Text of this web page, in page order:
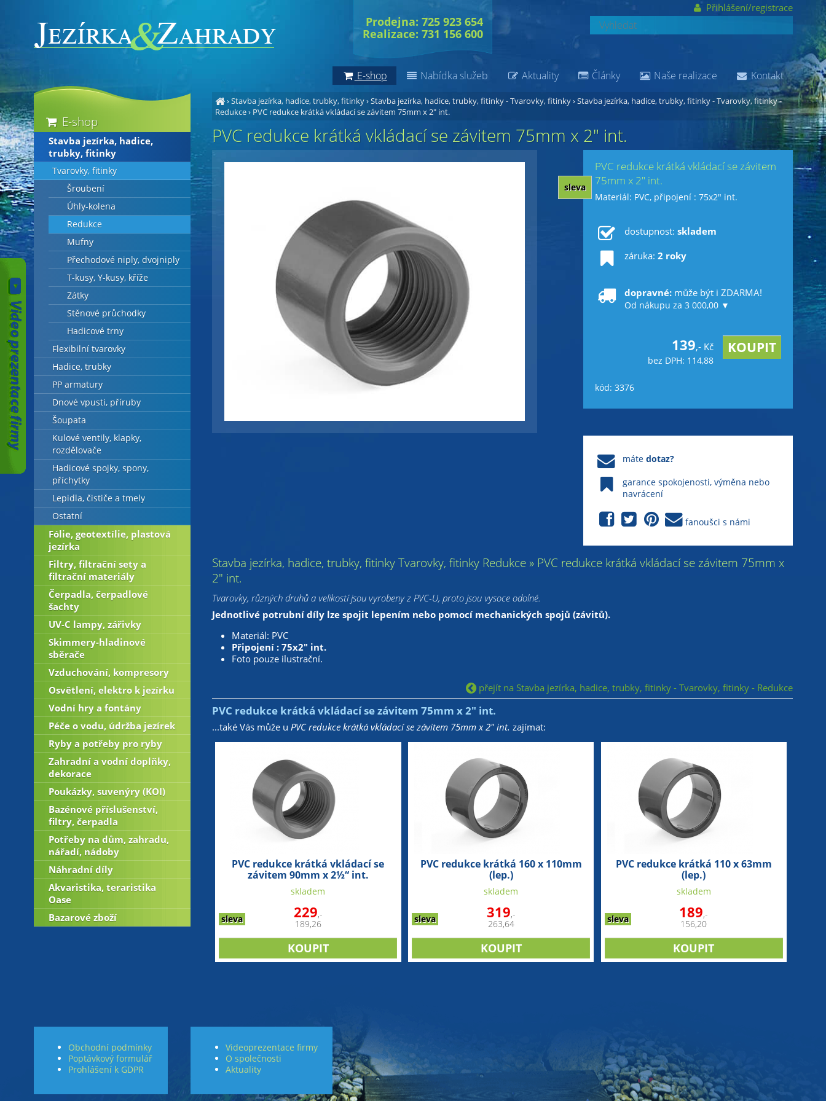
›Stavba jezírka, hadice, trubky, fitinky›Stavba jezírka, hadice, trubky, fitinky - Tvarovky, fitinky›Stavba jezírka, hadice, trubky, fitinky - Tvarovky, fitinky -
Redukce› PVC redukce krátká vkládací se závitem 75mm x 2" int.
PVC redukce krátká vkládací se závitem 75mm x 2" int.
PVC redukce krátká vkládací se závitem
75mm x 2" int.
Materiál: PVC, připojení : 75x2" int.
sleva
dostupnost: skladem
záruka: 2 roky
dopravné: může být i ZDARMA!
Od nákupu za 3 000,00 ▼
139,- Kč
bez DPH: 114,88
kód: 3376
mátedotaz?
garance spokojenosti, výměna nebo
navrácení
fanoušci s námi
Stavba jezírka, hadice, trubky, fitinky Tvarovky, fitinky Redukce » PVC redukce krátká vkládací se závitem 75mm x
2" int.
Tvarovky, různých druhů a velikostí jsou vyrobeny z PVC-U, proto jsou vysoce odolné.
Jednotlivé potrubní díly lze spojit lepením nebo pomocí mechanických spojů (závitů).
Materiál: PVC
Připojení : 75x2" int.
Foto pouze ilustrační.
přejít na Stavba jezírka, hadice, trubky, fitinky - Tvarovky, fitinky - Redukce
PVC redukce krátká vkládací se závitem 75mm x 2" int.
...také Vás může u PVC redukce krátká vkládací se závitem 75mm x 2" int. zajímat:
PVC redukce krátká vkládací se
závitem 90mm x 2½“ int.
sleva
skladem
229,-
189,26
PVC redukce krátká 160 x 110mm
(lep.)
sleva
skladem
319,-
263,64
PVC redukce krátká 110 x 63mm
(lep.)
sleva
skladem
189,-
156,20
E-shop
Stavba jezírka, hadice,
trubky, fitinky
Tvarovky, fitinky
Šroubení
Úhly-kolena
Redukce
Mufny
Přechodové niply, dvojniply
T-kusy, Y-kusy, kříže
Zátky
Stěnové průchodky
Hadicové trny
Flexibilní tvarovky
Hadice, trubky
PP armatury
Dnové vpusti, příruby
Šoupata
Kulové ventily, klapky,
rozdělovače
Hadicové spojky, spony,
příchytky
Lepidla, čističe a tmely
Ostatní
Fólie, geotextílie, plastová
jezírka
Filtry, filtrační sety a
filtrační materiály
Čerpadla, čerpadlové
šachty
UV-C lampy, zářivky
Skimmery-hladinové
sběrače
Vzduchování, kompresory
Osvětlení, elektro k jezírku
Vodní hry a fontány
Péče o vodu, údržba jezírek
Ryby a potřeby pro ryby
Zahradní a vodní doplňky,
dekorace
Poukázky, suvenýry (KOI)
Bazénové příslušenství,
filtry, čerpadla
Potřeby na dům, zahradu,
nářadí, nádoby
Náhradní díly
Akvaristika, teraristika
Oase
Bazarové zboží
E-shop Nabídka služeb Aktuality Články Naše realizace Kontakt
Prodejna: 725 923 654
Realizace: 731 156 600
Přihlášení/registrace
Obchodní podmínky
Poptávkový formulář
Prohlášení k GDPR
Videoprezentace firmy
O společnosti
Aktuality